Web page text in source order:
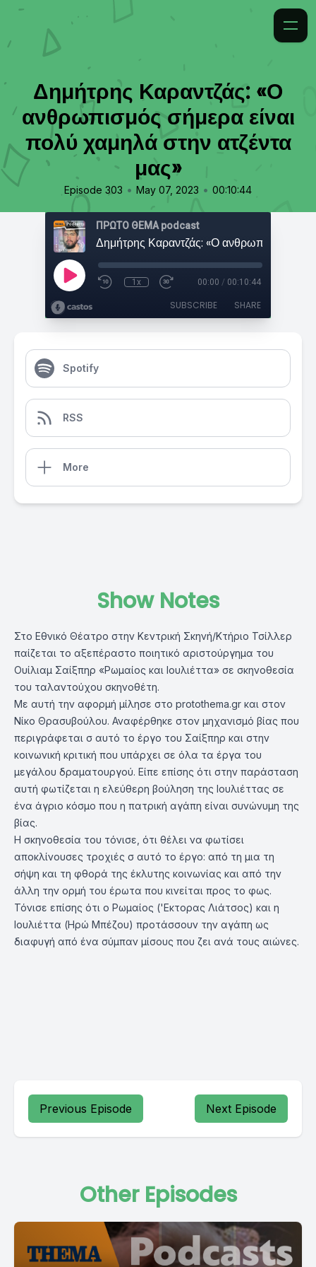
Δημήτρης Καραντζάς: «Ο
ανθρωπισμός σήμερα είναι
πολύ χαμηλά στην ατζέντα
μας»
Episode 303 • May 07, 2023 • 00:10:44
ΠΡΩΤΟ ΘΕΜΑ podcast
1x 00:00 / 00:10:44
SUBSCRIBE SHARE
Spotify
RSS
More
Show Notes
Στο Εθνικό Θέατρο στην Κεντρική Σκηνή/Κτήριο Τσίλλερ
παίζεται το αξεπέραστο ποιητικό αριστούργημα του
Ουίλιαμ Σαίξπηρ «Ρωμαίος και Ιουλιέττα» σε σκηνοθεσία
του ταλαντούχου σκηνοθέτη.
Με αυτή την αφορμή μίλησε στο protothema.gr και στον
Νίκο Θρασυβούλου. Αναφέρθηκε στον μηχανισμό βίας που
περιγράφεται σ αυτό το έργο του Σαίξπηρ και στην
κοινωνική κριτική που υπάρχει σε όλα τα έργα του
μεγάλου δραματουργού. Είπε επίσης ότι στην παράσταση
αυτή φωτίζεται η ελεύθερη βούληση της Ιουλιέττας σε
ένα άγριο κόσμο που η πατρική αγάπη είναι συνώνυμη της
βίας.
Η σκηνοθεσία του τόνισε, ότι θέλει να φωτίσει
αποκλίνουσες τροχιές σ αυτό το έργο: από τη μια τη
σήψη και τη φθορά της έκλυτης κοινωνίας και από την
άλλη την ορμή του έρωτα που κινείται προς το φως.
Τόνισε επίσης ότι ο Ρωμαίος ('Εκτορας Λιάτσος) και η
Ιουλιέττα (Ηρώ Μπέζου) προτάσσουν την αγάπη ως
διαφυγή από ένα σύμπαν μίσους που ζει ανά τους αιώνες.
Previous Episode Next Episode
Other Episodes